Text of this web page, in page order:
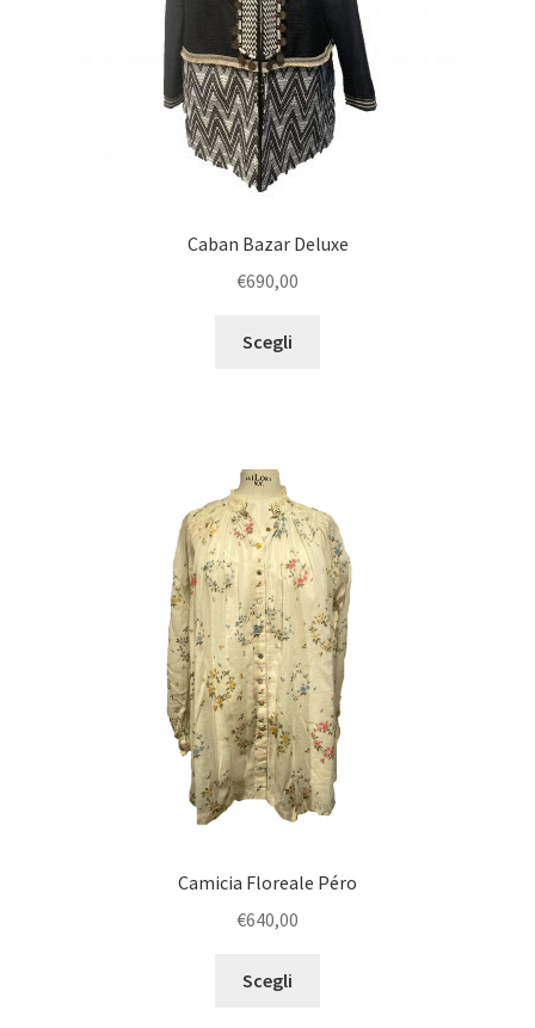
Caban Bazar Deluxe
€690,00
Scegli
Camicia Floreale Péro
€640,00
Scegli